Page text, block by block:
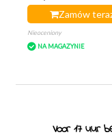
Zamów
Nieoceniony
NA MAGAZYNIE